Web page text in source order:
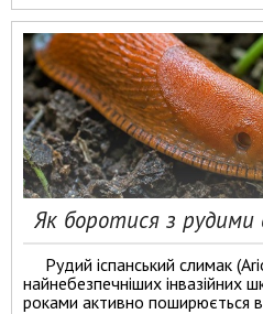
Як боротися з рудими
Рудий іспанський слимак
найнебезпечніших інвазійних
роками активно поширюється